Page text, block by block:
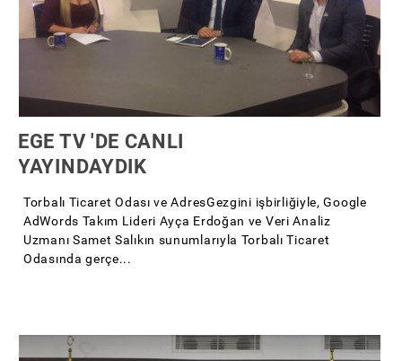
EGE TV 'DE CANLI
YAYINDAYDIK
Torbalı Ticaret Odası ve AdresGezgini işbirliğiyle, Google
AdWords Takım Lideri Ayça Erdoğan ve Veri Analiz
Uzmanı Samet Salıkın sunumlarıyla Torbalı Ticaret
Odasında gerçe...